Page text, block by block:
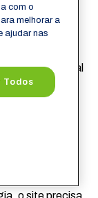
profissional
de um site
com fotos de
ou rugas.
o site precisa
com o
melhorar a
ajudar nas
Todos